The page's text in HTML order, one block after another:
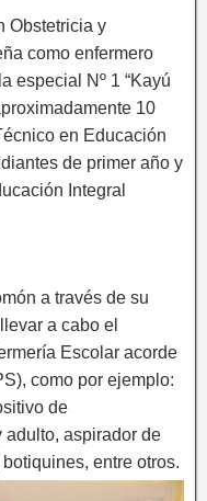
Obstetricia y
como enfermero
especial Nº 1 “Kayú
10
en Educación
de primer año y
Integral
a través de su
a cabo el
Escolar acorde
como por ejemplo:
de
adulto, aspirador de
entre otros.